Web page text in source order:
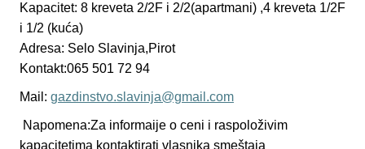
Kapacitet: 8 kreveta 2/2F i 2/2(apartmani) ,4 kreveta 1/2F
i 1/2 (kuća)
Adresa: Selo Slavinja,Pirot
Kontakt:065 501 72 94
Mail: gazdinstvo.slavinja@gmail.com
Napomena:Za informaije o ceni i raspoloživim
kapacitetima kontaktirati vlasnika smeštaja